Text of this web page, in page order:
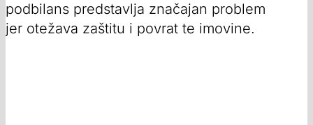
podbilans predstavlja značajan problem
jer otežava zaštitu i povrat te imovine.